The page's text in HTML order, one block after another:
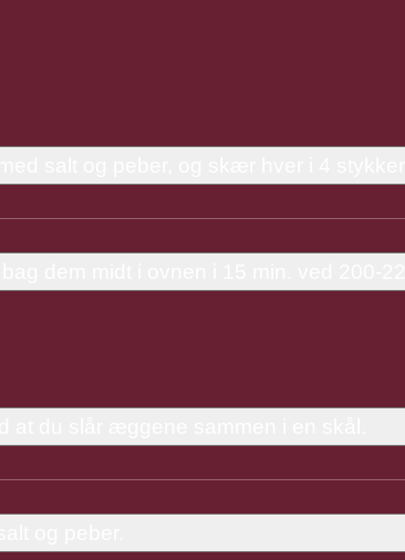
salt og peber, og skær hver i 4
dem midt i ovnen i 15 min. ved 200-
du slår æggene sammen i en skål.
og peber.